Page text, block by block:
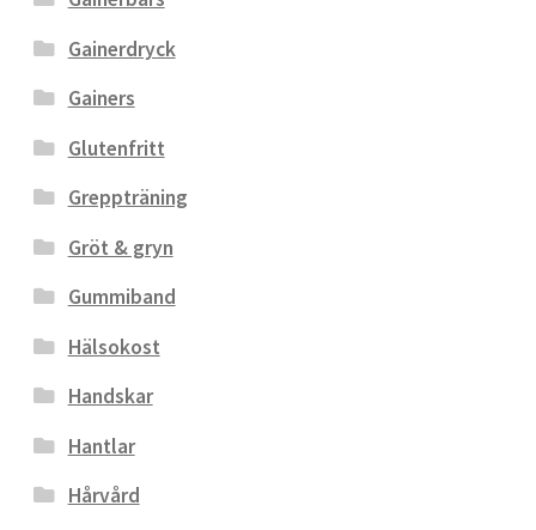
Gainerdryck
Gainers
Glutenfritt
Greppträning
Gröt & gryn
Gummiband
Hälsokost
Handskar
Hantlar
Hårvård